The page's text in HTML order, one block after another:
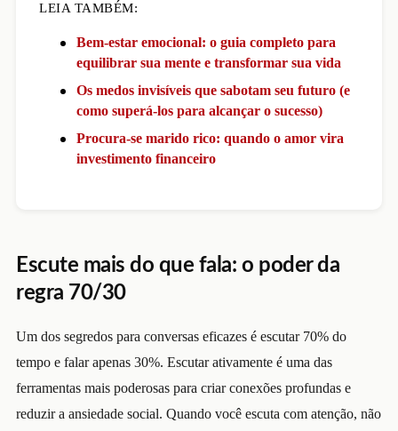
LEIA TAMBÉM:
Bem-estar emocional: o guia completo para
equilibrar sua mente e transformar sua vida
Os medos invisíveis que sabotam seu futuro (e
como superá-los para alcançar o sucesso)
Procura-se marido rico: quando o amor vira
investimento financeiro
Escute mais do que fala: o poder da
regra 70/30
Um dos segredos para conversas eficazes é escutar 70% do
tempo e falar apenas 30%. Escutar ativamente é uma das
ferramentas mais poderosas para criar conexões profundas e
reduzir a ansiedade social. Quando você escuta com atenção, não